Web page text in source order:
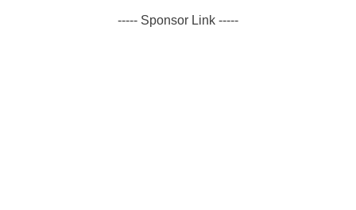
----- Sponsor Link -----